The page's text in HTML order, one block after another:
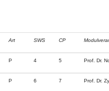
Art SWS CP
P 4 5 Prof. Dr.
P 6 7 Prof. Dr.